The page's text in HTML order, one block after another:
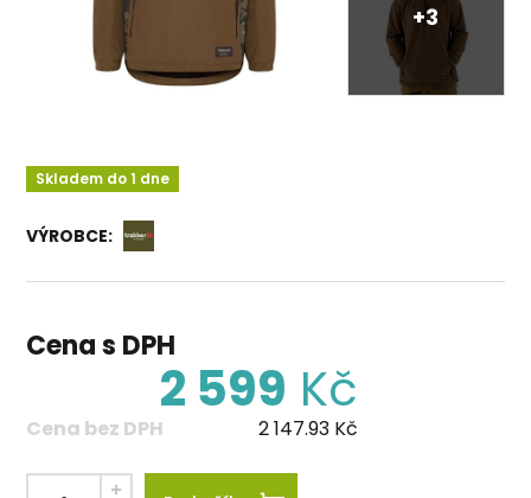
+3
Skladem do 1 dne
VÝROBCE:
Cena s DPH
2 599 Kč
Cena bez DPH 2 147.93 Kč